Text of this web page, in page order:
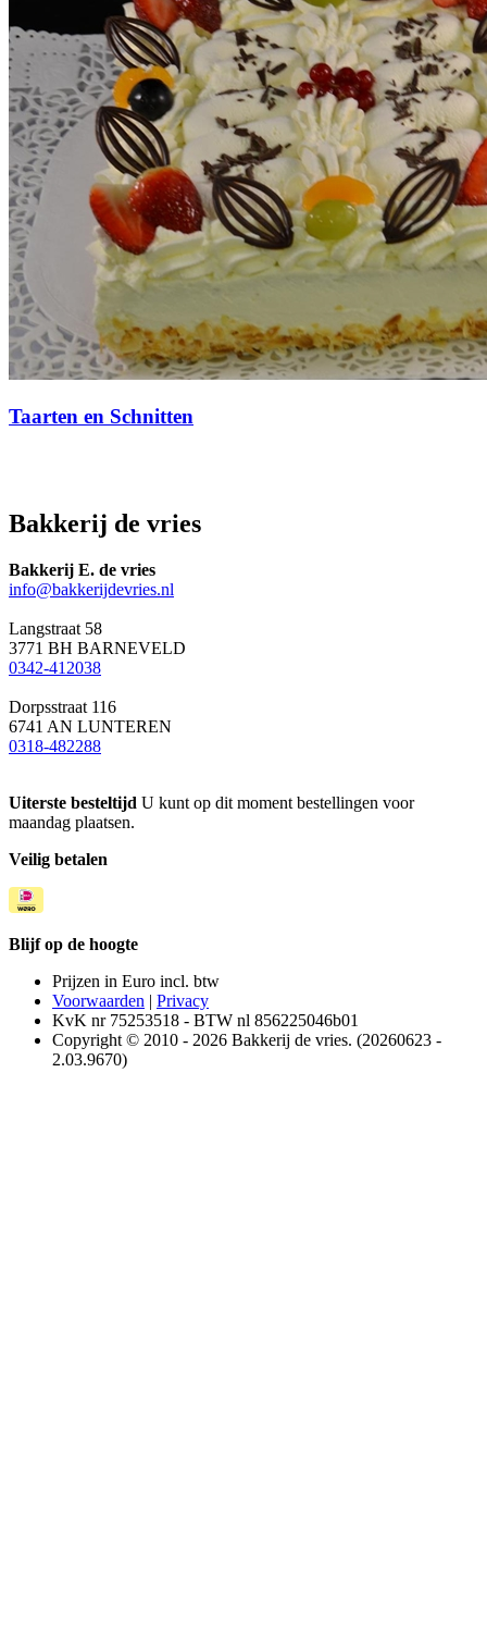
Taarten en Schnitten
Bakkerij de vries
Bakkerij E. de vries
info@bakkerijdevries.nl
Langstraat 58
3771 BH BARNEVELD
0342-412038
Dorpsstraat 116
6741 AN LUNTEREN
0318-482288
Uiterste besteltijd U kunt op dit moment bestellingen voor
maandag plaatsen.
Veilig betalen
Blijf op de hoogte
Prijzen in Euro incl. btw
Voorwaarden | Privacy
KvK nr 75253518 - BTW nl 856225046b01
Copyright © 2010 - 2026 Bakkerij de vries. (20260623 -
2.03.9670)